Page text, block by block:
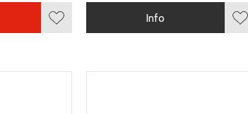
Lägg till i favoriter
Info